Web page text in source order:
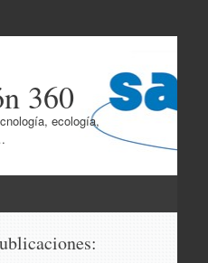
360
ecología,